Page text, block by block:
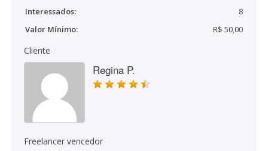
Interessados:
8
Valor Mínimo:
R$ 50,00
Cliente
Regina P.
Freelancer vencedor